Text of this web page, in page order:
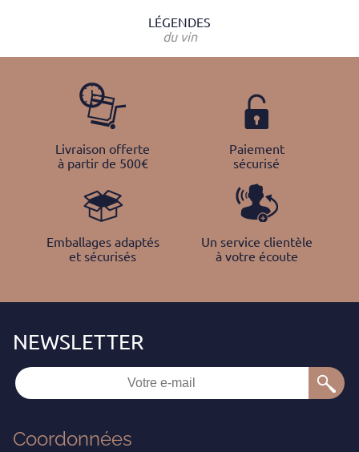
LÉGENDES
du vin
Livraison offerte
à partir de 500€
Paiement
sécurisé
Emballages adaptés
et sécurisés
Un service clientèle
à votre écoute
Coordonnées